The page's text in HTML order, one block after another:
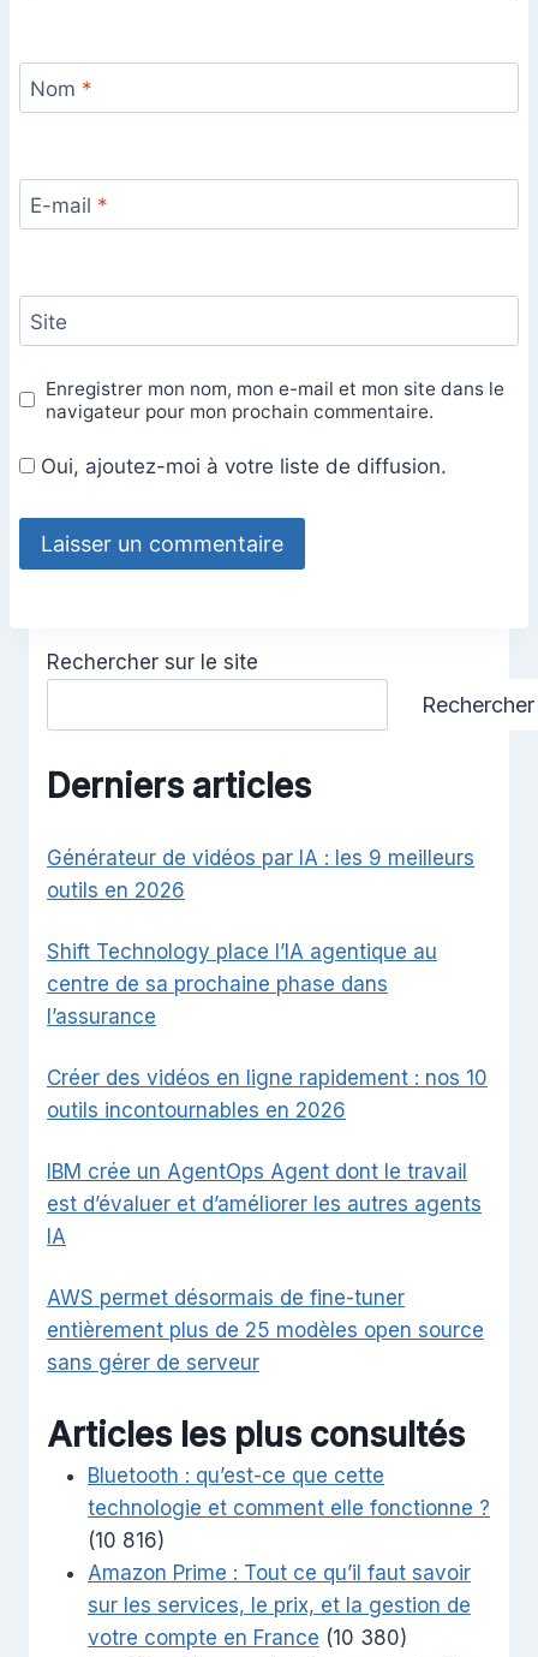
Nom *
E-mail *
Site
Enregistrer mon nom, mon e-mail et mon site dans le
navigateur pour mon prochain commentaire.
Oui, ajoutez-moi à votre liste de diffusion.
Rechercher sur le site
Rechercher
Derniers articles
Générateur de vidéos par IA : les 9 meilleurs
outils en 2026
Shift Technology place l’IA agentique au
centre de sa prochaine phase dans
l’assurance
Créer des vidéos en ligne rapidement : nos 10
outils incontournables en 2026
IBM crée un AgentOps Agent dont le travail
est d’évaluer et d’améliorer les autres agents
IA
AWS permet désormais de fine-tuner
entièrement plus de 25 modèles open source
sans gérer de serveur
Articles les plus consultés
Bluetooth : qu’est-ce que cette
technologie et comment elle fonctionne ?
(10 816)
Amazon Prime : Tout ce qu’il faut savoir
sur les services, le prix, et la gestion de
votre compte en France (10 380)